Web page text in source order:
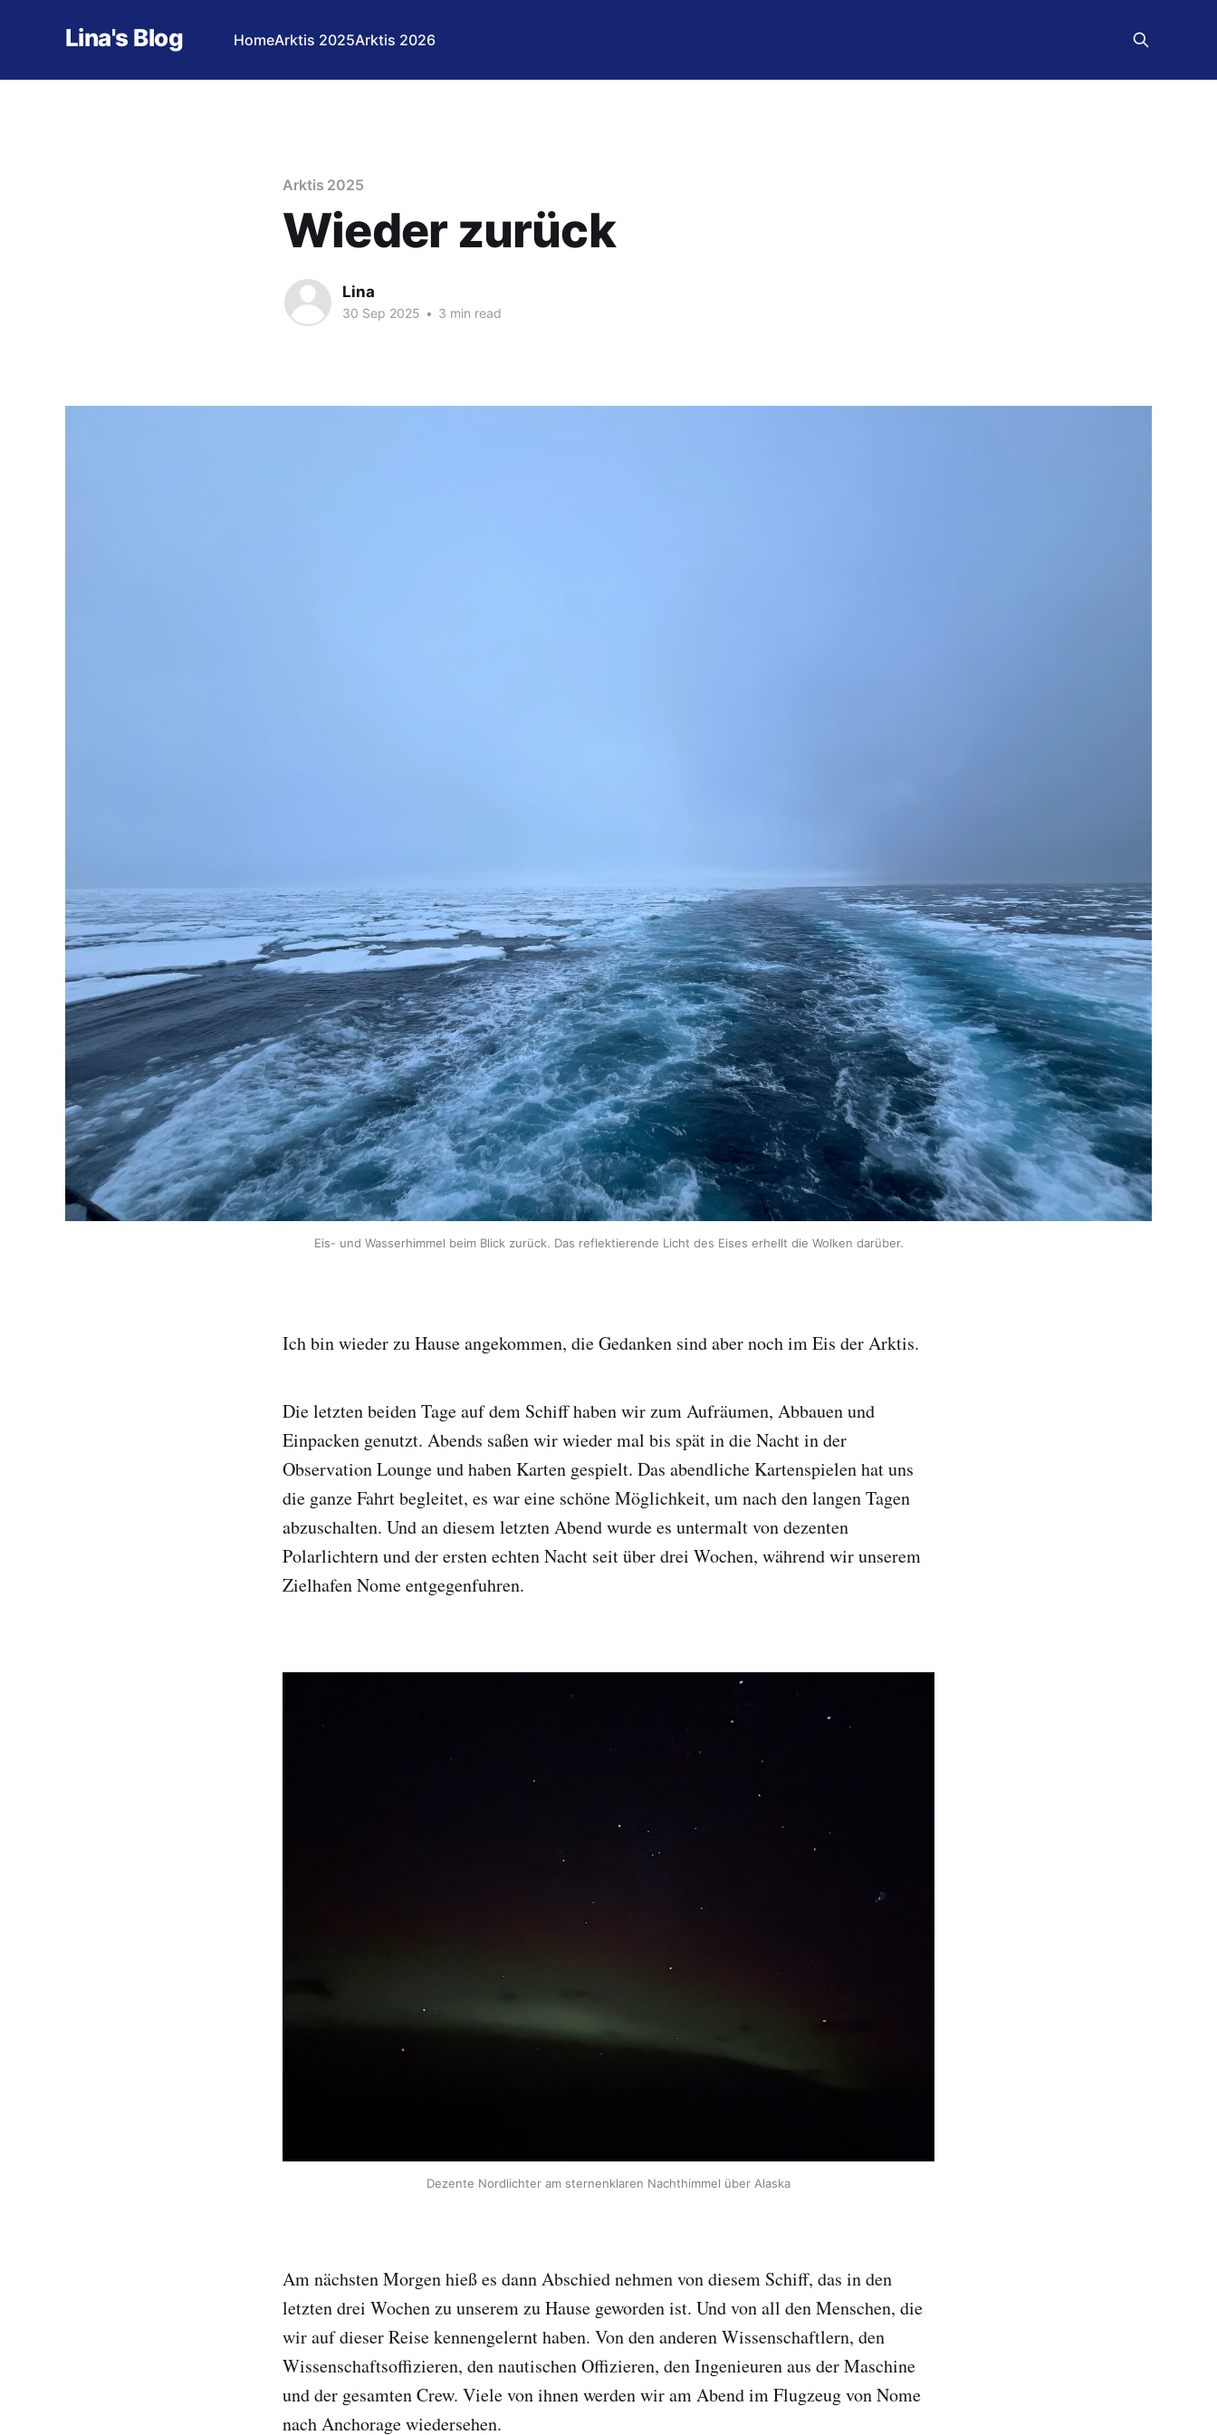
Lina's Blog HomeArktis 2025Arktis 2026
Arktis 2025
Wieder zurück
Lina
30 Sep 2025 • 3 min read
Eis- und Wasserhimmel beim Blick zurück. Das reflektierende Licht des Eises erhellt die Wolken darüber.
Ich bin wieder zu Hause angekommen, die Gedanken sind aber noch im Eis der Arktis.
Die letzten beiden Tage auf dem Schiff haben wir zum Aufräumen, Abbauen und
Einpacken genutzt. Abends saßen wir wieder mal bis spät in die Nacht in der
Observation Lounge und haben Karten gespielt. Das abendliche Kartenspielen hat uns
die ganze Fahrt begleitet, es war eine schöne Möglichkeit, um nach den langen Tagen
abzuschalten. Und an diesem letzten Abend wurde es untermalt von dezenten
Polarlichtern und der ersten echten Nacht seit über drei Wochen, während wir unserem
Zielhafen Nome entgegenfuhren.
Dezente Nordlichter am sternenklaren Nachthimmel über Alaska
Am nächsten Morgen hieß es dann Abschied nehmen von diesem Schiff, das in den
letzten drei Wochen zu unserem zu Hause geworden ist. Und von all den Menschen, die
wir auf dieser Reise kennengelernt haben. Von den anderen Wissenschaftlern, den
Wissenschaftsoffizieren, den nautischen Offizieren, den Ingenieuren aus der Maschine
und der gesamten Crew. Viele von ihnen werden wir am Abend im Flugzeug von Nome
nach Anchorage wiedersehen.